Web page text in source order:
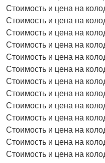
Стоимость и цена на
Стоимость и цена на
Стоимость и цена на
Стоимость и цена на
Стоимость и цена на
Стоимость и цена на
Стоимость и цена на
Стоимость и цена на
Стоимость и цена на
Стоимость и цена на
Стоимость и цена на
Стоимость и цена на
Стоимость и цена на